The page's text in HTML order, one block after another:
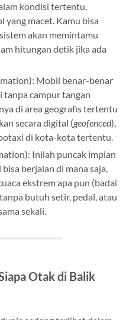
kondisi tertentu,
yang macet. Kamu bisa
akan memintamu
hitungan detik jika ada
Mobil benar-benar
tanpa campur tangan
di area geografis tertentu
secara digital (geofenced),
di kota-kota tertentu.
Inilah puncak impian
berjalan di mana saja,
ekstrem apa pun (badai
butuh setir, pedal, atau
sekali.
Otak di Balik